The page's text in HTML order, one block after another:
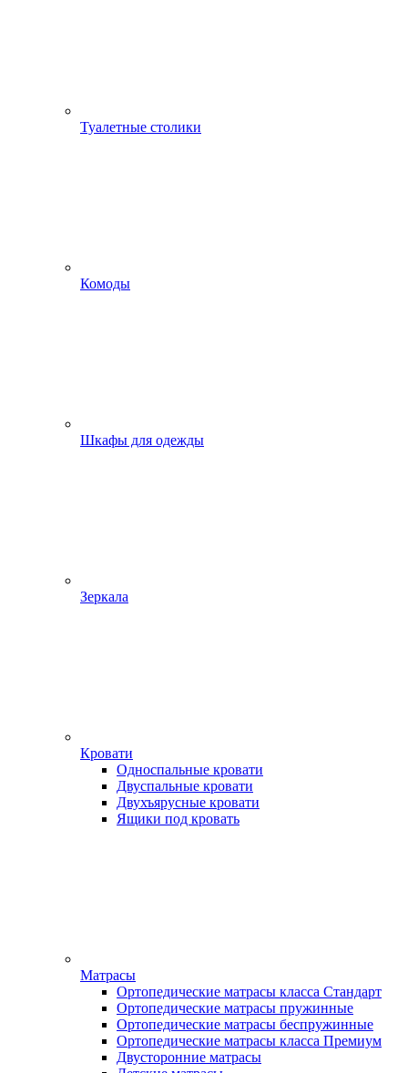
Туалетные столики
Комоды
Шкафы для одежды
Зеркала
Кровати
Односпальные кровати
Двуспальные кровати
Двухъярусные кровати
Ящики под кровать
Матрасы
Ортопедические матрасы класса Стандарт
Ортопедические матрасы пружинные
Ортопедические матрасы беспружинные
Ортопедические матрасы класса Премиум
Двусторонние матрасы